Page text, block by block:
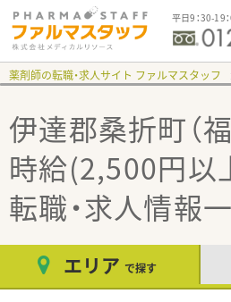
平日9：30-19
薬剤師の転職・求人サイト ファルマスタッフ
伊達郡桑折町（
時給(2,500円以
転職・求人情報
エリア で探す